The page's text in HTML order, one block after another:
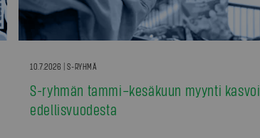
10.7.2026 | S-RYHMÄ
S-ryhmän tammi–kesäkuun myynti kasvoi
edellisvuodesta